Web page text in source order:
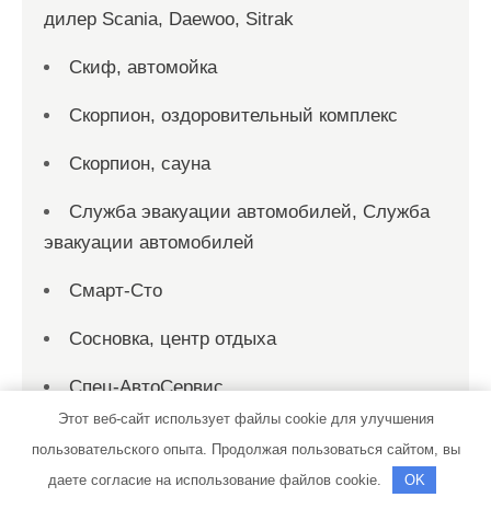
дилер Scania, Daewoo, Sitrak
Скиф, автомойка
Скорпион, оздоровительный комплекс
Скорпион, сауна
Служба эвакуации автомобилей, Служба
эвакуации автомобилей
Смарт-Сто
Сосновка, центр отдыха
Спец-АвтоСервис
СПК
Этот веб-сайт использует файлы cookie для улучшения
пользовательского опыта. Продолжая пользоваться сайтом, вы
даете согласие на использование файлов cookie.
OK